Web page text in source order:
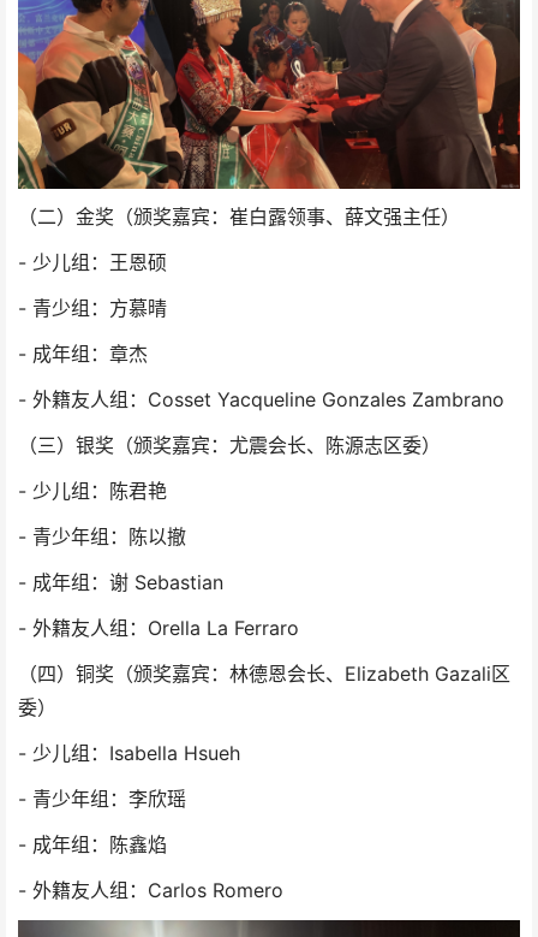
（二）金奖（颁奖嘉宾：崔白露领事、薛文强主任）
- 少儿组：王恩硕
- 青少组：方慕晴
- 成年组：章杰
- 外籍友人组：Cosset Yacqueline Gonzales Zambrano
（三）银奖（颁奖嘉宾：尤震会长、陈源志区委）
- 少儿组：陈君艳
- 青少年组：陈以撤
- 成年组：谢 Sebastian
- 外籍友人组：Orella La Ferraro
（四）铜奖（颁奖嘉宾：林德恩会长、Elizabeth Gazali区
委）
- 少儿组：Isabella Hsueh
- 青少年组：李欣瑶
- 成年组：陈鑫焰
- 外籍友人组：Carlos Romero